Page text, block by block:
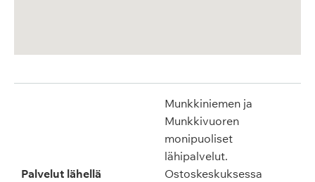
Palvelut lähellä
Munkkiniemen ja
Munkkivuoren
monipuoliset
lähipalvelut.
Ostoskeskuksessa